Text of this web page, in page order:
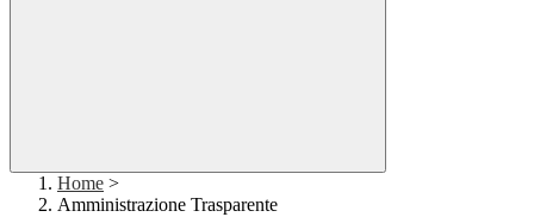
Home >
Amministrazione Trasparente